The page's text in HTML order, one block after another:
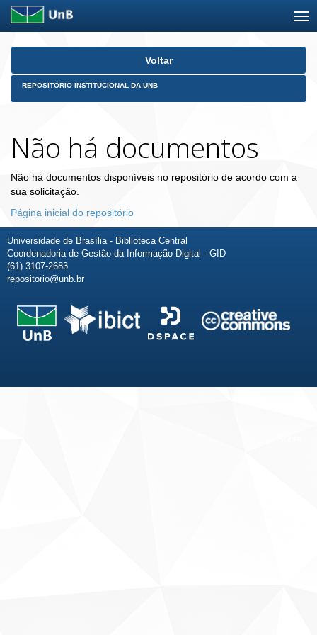
Skip
Voltar
REPOSITÓRIO INSTITUCIONAL DA UNB
Não há documentos
Não há documentos disponíveis no repositório de acordo com a
sua solicitação.
Página inicial do repositório
Universidade de Brasília - Biblioteca Central
Coordenadoria de Gestão da Informação Digital - GID
(61) 3107-2683
repositorio@unb.br